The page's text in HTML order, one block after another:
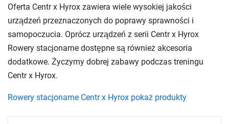
Oferta Centr x Hyrox zawiera wiele wysokiej jakości
urządzeń przeznaczonych do poprawy sprawności i
samopoczucia. Oprócz urządzeń z serii Centr x Hyrox
Rowery stacjonarne dostępne są również akcesoria
dodatkowe. Życzymy dobrej zabawy podczas treningu
Centr x Hyrox.
Rowery stacjonarne Centr x Hyrox pokaż produkty